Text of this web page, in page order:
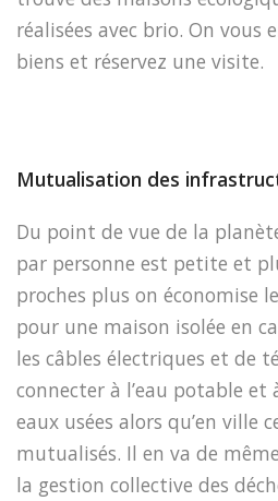
réalisées avec brio. On vous
biens et réservez une visite.
Mutualisation des
Du point de vue de la
par personne est petite et
proches plus on économise
pour une maison isolée en
les câbles électriques et de
connecter à l’eau potable et
eaux usées alors qu’en ville
mutualisés. Il en va de
la gestion collective des